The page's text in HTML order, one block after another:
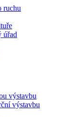
ruchu
úřad
výstavbu
výstavbu